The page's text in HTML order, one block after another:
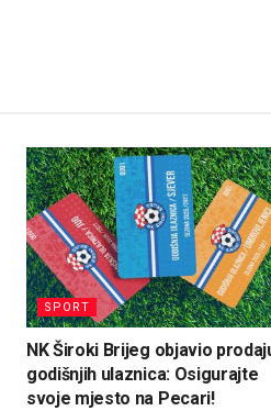
SPORT
NK Široki Brijeg objavio
godišnjih ulaznica: Osigurajte
svoje mjesto na Pecari!